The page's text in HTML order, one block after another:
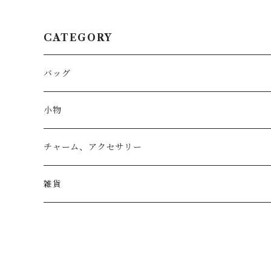
CATEGORY
バッグ
トートバッグ
リュック
ショルダー
小物
小物入れ
チャーム、アクセサリー
バッグチャーム
雑貨